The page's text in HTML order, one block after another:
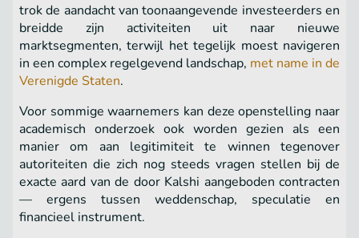
trok de aandacht van toonaangevende investeerders en
breidde zijn activiteiten uit naar nieuwe
marktsegmenten, terwijl het tegelijk moest navigeren
in een complex regelgevend landschap, met name in de
Verenigde Staten.
Voor sommige waarnemers kan deze openstelling naar
academisch onderzoek ook worden gezien als een
manier om aan legitimiteit te winnen tegenover
autoriteiten die zich nog steeds vragen stellen bij de
exacte aard van de door Kalshi aangeboden contracten
— ergens tussen weddenschap, speculatie en
financieel instrument.